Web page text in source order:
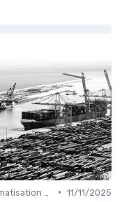
• 11/11/2025